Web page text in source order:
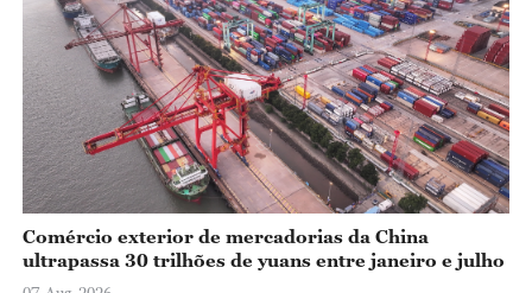
Comércio exterior de mercadorias da China
ultrapassa 30 trilhões de yuans entre janeiro e julho